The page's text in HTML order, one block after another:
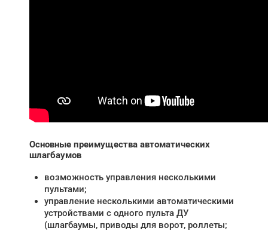
Основные преимущества автоматических
шлагбаумов
возможность управления несколькими
пультами;
управление несколькими автоматическими
устройствами с одного пульта ДУ
(шлагбаумы, приводы для ворот, роллеты;